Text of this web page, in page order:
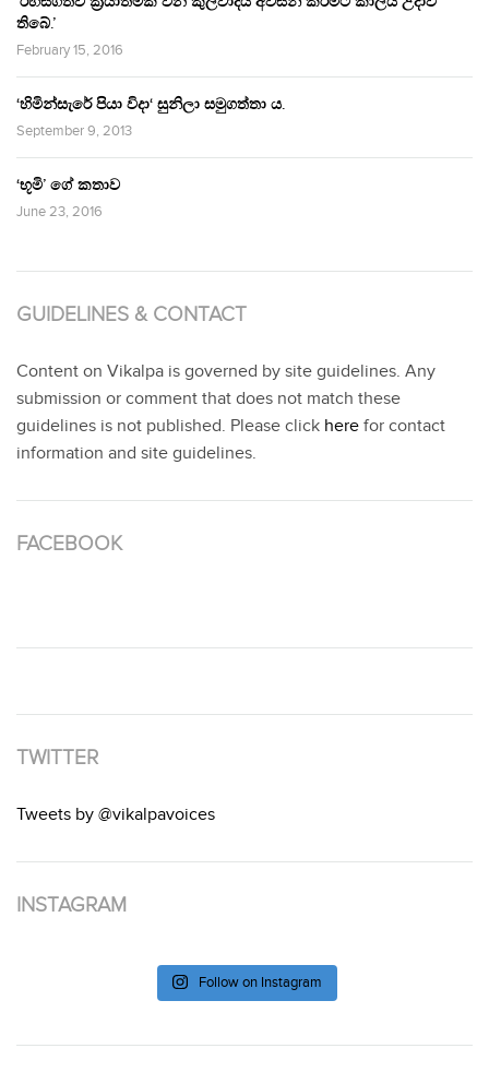
තිබේ.’
February 15, 2016
‘හිමින්සැරේ පියා විදා‘ සුනිලා සමුගත්තා ය.
September 9, 2013
‘භූමි’ ගේ කතාව
June 23, 2016
GUIDELINES & CONTACT
Content on Vikalpa is governed by site guidelines. Any
submission or comment that does not match these
guidelines is not published. Please click here for contact
information and site guidelines.
FACEBOOK
TWITTER
Tweets by @vikalpavoices
INSTAGRAM
Follow on Instagram